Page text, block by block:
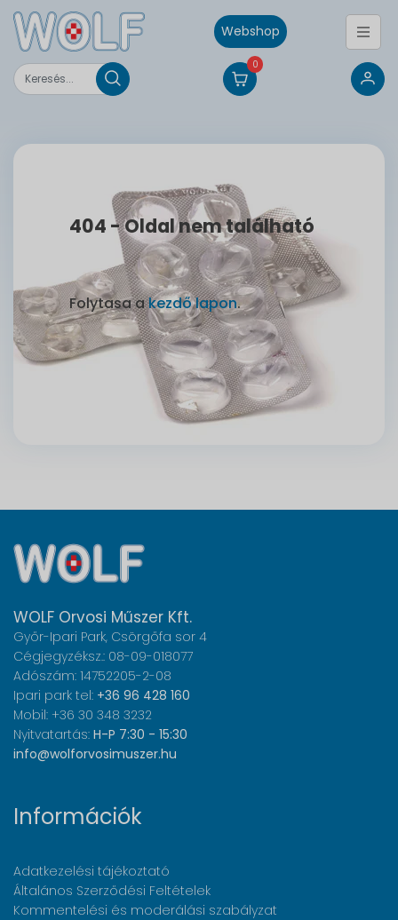
Webshop
0
404 - Oldal nem található
Folytasa akezdő lapon.
WOLF Orvosi Műszer Kft.
Győr-Ipari Park, Csörgőfa sor 4
Cégjegyzéksz.: 08-09-018077
Adószám: 14752205-2-08
Ipari park tel: +36 96 428 160
Mobil: +36 30 348 3232
Nyitvatartás: H-P 7:30 - 15:30
info@wolforvosimuszer.hu
Információk
Adatkezelési tájékoztató
Általános Szerződési Feltételek
Kommentelési és moderálási szabályzat